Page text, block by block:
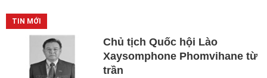
TIN MỚI
Chủ tịch Quốc hội Lào
Xaysomphone Phomvihane từ
trần